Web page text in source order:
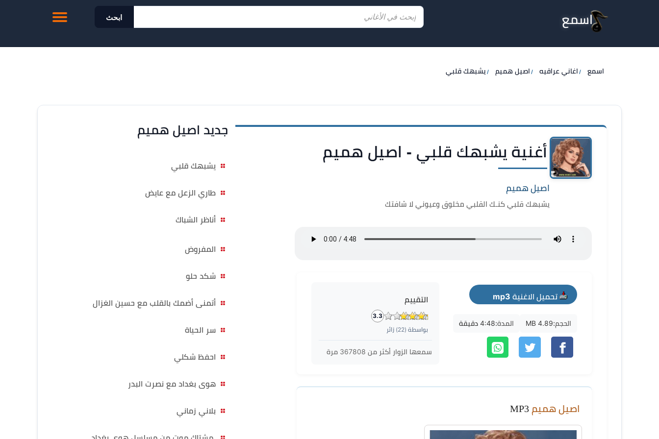
اسمع ابحث
اسمع اغاني عراقيه اصيل هميم يشبهك قلبي
أغنية يشبهك قلبي - اصيل هميم
اصيل هميم
يشبهك قلبي كنـك القلبي مخلوق وعيوني لا شافتك
تحميل الاغنية mp3
الحجم:4.89 MB المدة:4:48 دقيقة
التقييم
3.3
بواسطة (22) زائر
سمعها الزوار أكثر من 367808 مرة
اصيل هميم
جديد اصيل هميم
يشبهك قلبي
طاري الزعل مع عايض
أناظر الشباك
المفروض
شكد حلو
أتمنى أضمك بالقلب مع حسين الغزال
سر الحياة
احفظ شكلي
هوى بغداد مع نصرت البدر
بلاني زماني